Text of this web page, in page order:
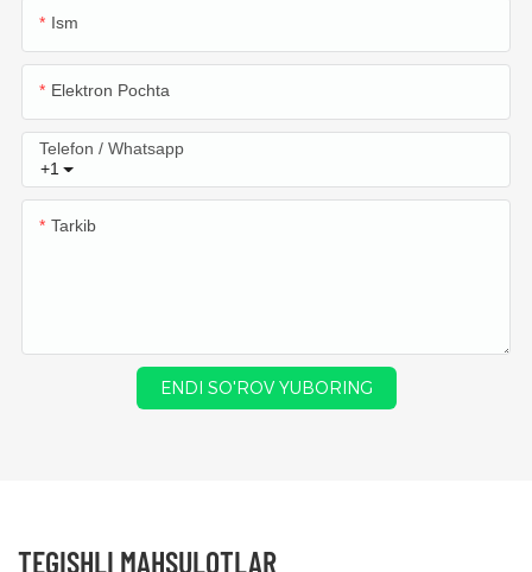
Ism
Elektron Pochta
+1
Telefon / Whatsapp
Tarkib
ENDI SO'ROV YUBORING
TEGISHLI MAHSULOTLAR